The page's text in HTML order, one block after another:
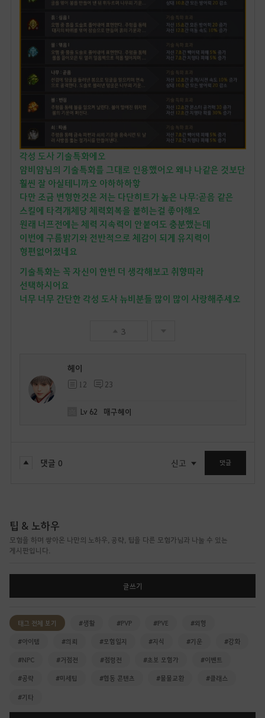
각성 도사 기술특화에오
얌비얌님의 기술특화를 그대로 인용했어오 왜냐 나같은 것보단
훨씬 잘 아실테니까오 아하하하핳
다만 조금 변형한것은 저는 다단히트가 높은 나무:곧음 같은
스킬에 타격개체당 체력회복을 붙히는걸 좋아해오
원래 너프전에는 체력 지속력이 안붙여도 충분했는데
이번에 구름밝기와 전반적으로 체감이 되게 유지력이
형편없어졌네요
기술특화는 꼭 자신이 한번 더 생각해보고 취향따라
선택하시어요
너무 너무 간단한 각성 도사 뉴비분들 많이 많이 사랑해주세오
3
헤이
12 23
Lv 62 매구헤이
댓글 0 신고 댓글
팁 & 노하우
모험을 하며 쌓아온 나만의 노하우, 공략, 팁을 다른 모험가님과 나눌 수 있는
게시판입니다.
글쓰기
태그 전체 보기 #생활 #PVP #PVE #외형
#아이템 #의뢰 #모험일지 #지식 #기운 #강화
#NPC #거점전 #점령전 #초보 모험가 #이벤트
#공략 #미세팁 #협동 콘텐츠 #물물교환 #클래스
#기타